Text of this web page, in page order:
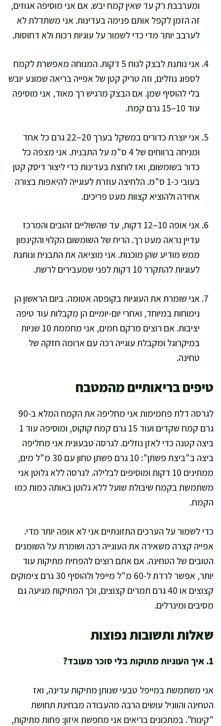
ומערבבת רק עד שאין קמח יבש. אם אני מוסיפה אגוזים,
זה הזמן לקפל אותם פנימה בעדינות. אני משתדלת לא
לערבב יותר מדי כדי לשמור על עוגיות רכות ולא דחוסות.
אני נותנת לבצק לנוח 5 דקות. המנוחה מאפשרת לקמח
לספוג נוזלים, וזה טריק קטן של אפייה בריאה שמונע יובש
בלי להוסיף שמן. אם הבצק מרגיש רך מאוד, אני מוסיפה
עוד 10–15 גרם קמח.
אני יוצרת כדורים במשקל בערך 20–22 גרם כל אחד
ומניחה ברווחים של 4 ס"מ על התבנית. אני מצפה כל
כדור בשומשום, ואז לוחצת בעדינות כדי ליצור דיסק קטן
בעובי כ-1 ס"מ. הלחיצה עוזרת לעוגייה להיאפות בצורה
אחידה ולהוציא קצוות מעט פריכים.
אני אופה 10–12 דקות, עד שהשוליים זהובים והמרכז
עדיין נראה מעט רך. הריח של השומשום הקלוי והקינמון
ממש מודיע שהן מוכנות. אני מוציאה את התבנית ונותנת
לעוגיות להתקרר 10 דקות לפני שמעבירים לרשת.
אני שומרת את העוגיות בקופסה אטומה. ביום הראשון הן
נימוחות במיוחד, ואחרי יום-יומיים הן מקבלות עוד טיפה
יציבות. אם רוצים מרקם חמים, אני מחממת 10 שניות
במיקרוגל ומקבלת עוגייה רכה עם ארומה חזקה של
טחינה.
טיפים בריאותיים מהמטבח
לגרסה דלת פחמימות אני מחליפה את הקמח המלא ב-90
גרם קמח שקדים ועוד 15 גרם קמח קוקוס, ומוסיפה עוד 1
ביצה קטנה כדי לאזן נוזלים. לגרסה טבעונית אני מחליפה
ביצה ב"ביצת פשתן": 10 גרם פשתן טחון עם 30 מ"ל מים,
ממתינים 10 דקות ומוסיפים לבלילה. לגרסה ללא גלוטן אני
משתמשת בקמח שיבולת שועל ללא גלוטן באותה כמות כמו
הקמח.
כדי לשמור על הערכים התזונתיים אני לא אופה יותר מדי.
אפייה קצרה משאירה את העוגייה רכה ושומרת על השומנים
הטובים של הטחינה. אם אתם רוצים להפחית מתיקות עוד
יותר, אפשר לרדת ל-60 מ"ל מייפל ולהוסיף 30 גרם צימוקים
קצוצים או 40 גרם תמרים קצוצים, וכך המתיקות מגיעה גם
מסיבים ומינרלים.
שאלות ותשובות נפוצות
1. איך העוגיות מתוקות בלי סוכר מעובד?
אני משתמשת במייפל טבעי שנותן מתיקות עדינה, ואז
הטחינה והווניל עושים הרבה מהעבודה מבחינת תחושת
"קינוח". במתכונים בריאים אני מחפשת איזון: פחות מתיקות,